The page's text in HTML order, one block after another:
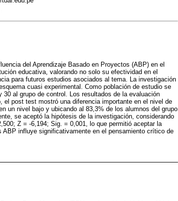
del Aprendizaje Basado en Proyectos (ABP) en el
educativa, valorando no solo su efectividad en el
para futuros estudios asociados al tema. La investigación
cuasi experimental. Como población de estudio se
al grupo de control. Los resultados de la evaluación
post test mostró una diferencia importante en el nivel de
un nivel bajo y ubicando al 83,3% de los alumnos del grupo
se aceptó la hipótesis de la investigación, considerando
Z = -6,194; Sig. = 0,001, lo que permitió aceptar la
influye significativamente en el pensamiento crítico de